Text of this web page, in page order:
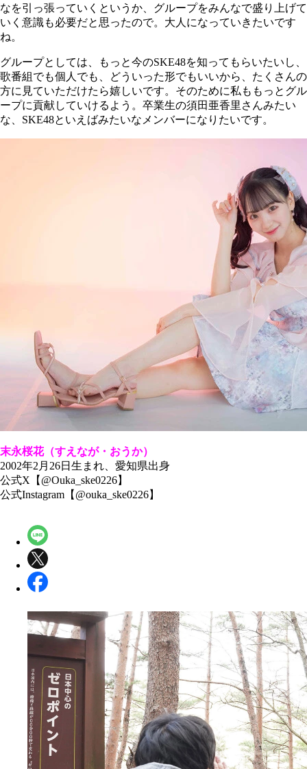
なを引っ張っていくというか、グループをみんなで盛り上げて
いく意識も必要だと思ったので。大人になっていきたいです
ね。
グループとしては、もっと今のSKE48を知ってもらいたいし、
歌番組でも個人でも、どういった形でもいいから、たくさんの
方に見ていただけたら嬉しいです。そのために私ももっとグル
ープに貢献していけるよう。卒業生の須田亜香里さんみたい
な、SKE48といえばみたいなメンバーになりたいです。
末永桜花（すえなが・おうか）
2002年2月26日生まれ、愛知県出身
公式X【@Ouka_ske0226】
公式Instagram【@ouka_ske0226】